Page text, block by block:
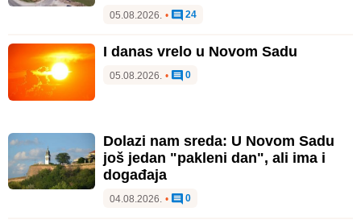
05.08.2026. • 24
I danas vrelo u Novom Sadu
05.08.2026. • 0
Dolazi nam sreda: U Novom Sadu
još jedan "pakleni dan", ali ima i
događaja
04.08.2026. • 0